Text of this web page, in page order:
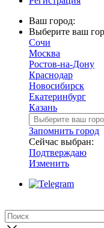
Ваш город:
Выберите ваш
Сочи
Москва
Ростов-на-Дону
Краснодар
Новосибирск
Екатеринбург
Казань
Запомнить город
Сейчас выбран:
Подтверждаю
Изменить